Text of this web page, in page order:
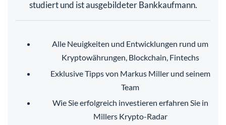
studiert und ist ausgebildeter Bankkaufmann.
Alle Neuigkeiten und Entwicklungen rund um
Kryptowährungen, Blockchain, Fintechs
Exklusive Tipps von Markus Miller und seinem
Team
Wie Sie erfolgreich investieren erfahren Sie in
Millers Krypto-Radar